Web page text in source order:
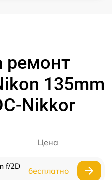
ремонт
135mm
Nikkor
Цена
f/2D
бесплатно